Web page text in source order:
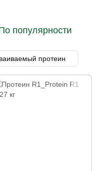
популярности
протеин